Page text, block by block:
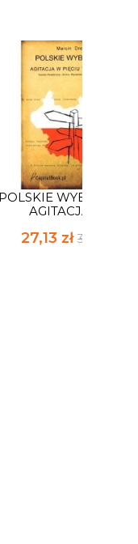
POLSKIE WYBORY
AGITACJA W...
27,13 zł39,90 zł